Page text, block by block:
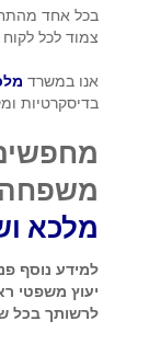
בכל אחד
צמוד לכל לקוח
אנו במשרד
בדיסקרטיות
מחפשים
משפחה
מלכא
למידע נוסף
יעוץ משפטי
לרשותך בכל